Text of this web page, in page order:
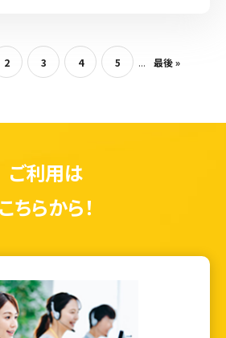
2 3 4 5 ... 最後 »
ご利用は
こちらから！